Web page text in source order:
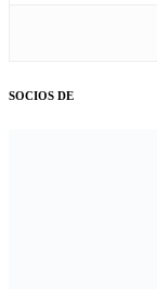
SOCIOS DE